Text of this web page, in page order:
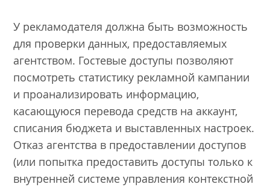
У рекламодателя должна быть возможность
для проверки данных, предоставляемых
агентством. Гостевые доступы позволяют
посмотреть статистику рекламной кампании
и проанализировать информацию,
касающуюся перевода средств на аккаунт,
списания бюджета и выставленных настроек.
Отказ агентства в предоставлении доступов
(или попытка предоставить доступы только к
внутренней системе управления контекстной